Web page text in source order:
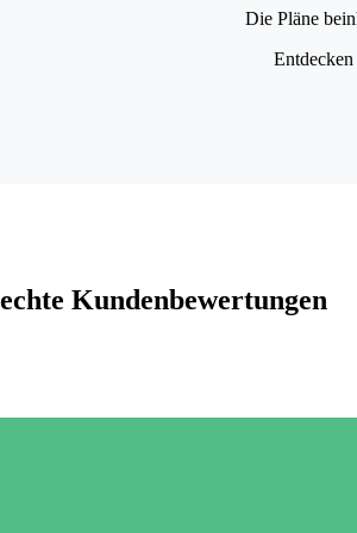
Die Pläne
Entdecken
Kundenbewertungen